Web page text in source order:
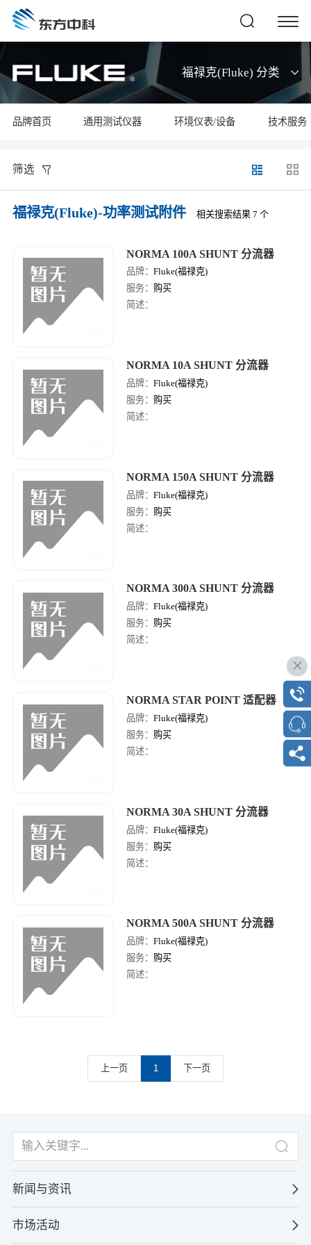
福禄克(Fluke) 分类
品牌首页 通用测试仪器 环境仪表/设备 技术服务
筛选
福禄克(Fluke)-功率测试附件 相关搜索结果 7 个
NORMA 100A SHUNT 分流器
品牌：Fluke(福禄克)
服务： 购买
简述：
NORMA 10A SHUNT 分流器
品牌：Fluke(福禄克)
服务： 购买
简述：
NORMA 150A SHUNT 分流器
品牌：Fluke(福禄克)
服务： 购买
简述：
NORMA 300A SHUNT 分流器
品牌：Fluke(福禄克)
服务： 购买
简述：
NORMA STAR POINT 适配器
品牌：Fluke(福禄克)
服务： 购买
简述：
NORMA 30A SHUNT 分流器
品牌：Fluke(福禄克)
服务： 购买
简述：
NORMA 500A SHUNT 分流器
品牌：Fluke(福禄克)
服务： 购买
简述：
上一页 1 下一页
新闻与资讯
市场活动